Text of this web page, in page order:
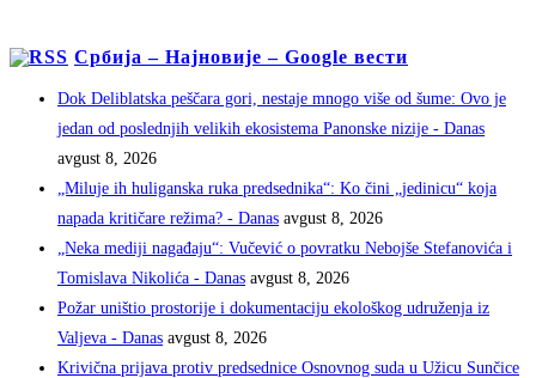
Србија – Најновије – Google вести
Dok Deliblatska peščara gori, nestaje mnogo više od šume: Ovo je
jedan od poslednjih velikih ekosistema Panonske nizije - Danas
avgust 8, 2026
„Miluje ih huliganska ruka predsednika“: Ko čini „jedinicu“ koja
napada kritičare režima? - Danas avgust 8, 2026
„Neka mediji nagađaju“: Vučević o povratku Nebojše Stefanovića i
Tomislava Nikolića - Danas avgust 8, 2026
Požar uništio prostorije i dokumentaciju ekološkog udruženja iz
Valjeva - Danas avgust 8, 2026
Krivična prijava protiv predsednice Osnovnog suda u Užicu Sunčice